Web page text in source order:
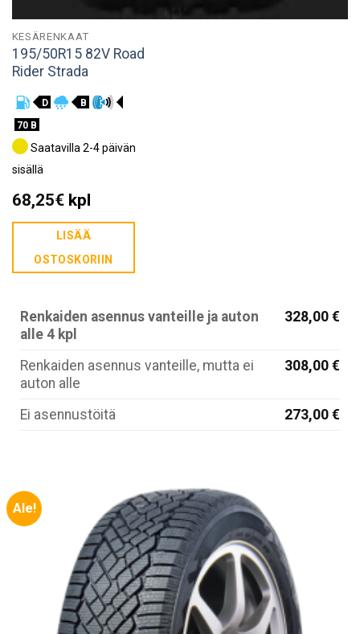
KESÄRENKAAT
195/50R15 82V Road
Rider Strada
D
B
70 B
Saatavilla 2-4 päivän
sisällä
68,25€kpl
LISÄÄ
OSTOSKORIIN
Renkaiden asennus vanteille ja auton
alle 4 kpl
328,00 €
Renkaiden asennus vanteille, mutta ei
auton alle
308,00 €
Ei asennustöitä 273,00 €
Ale!